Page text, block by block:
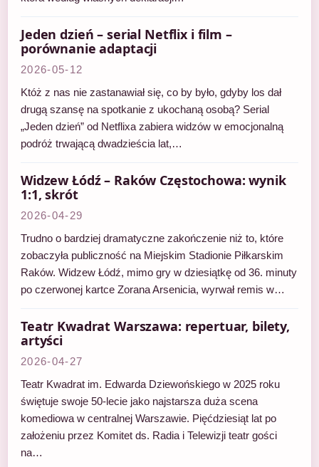
Jeden dzień – serial Netflix i film –
porównanie adaptacji
2026-05-12
Któż z nas nie zastanawiał się, co by było, gdyby los dał
drugą szansę na spotkanie z ukochaną osobą? Serial
„Jeden dzień” od Netflixa zabiera widzów w emocjonalną
podróż trwającą dwadzieścia lat,…
Widzew Łódź – Raków Częstochowa: wynik
1:1, skrót
2026-04-29
Trudno o bardziej dramatyczne zakończenie niż to, które
zobaczyła publiczność na Miejskim Stadionie Piłkarskim
Raków. Widzew Łódź, mimo gry w dziesiątkę od 36. minuty
po czerwonej kartce Zorana Arsenicia, wyrwał remis w…
Teatr Kwadrat Warszawa: repertuar, bilety,
artyści
2026-04-27
Teatr Kwadrat im. Edwarda Dziewońskiego w 2025 roku
świętuje swoje 50-lecie jako najstarsza duża scena
komediowa w centralnej Warszawie. Pięćdziesiąt lat po
założeniu przez Komitet ds. Radia i Telewizji teatr gości
na…